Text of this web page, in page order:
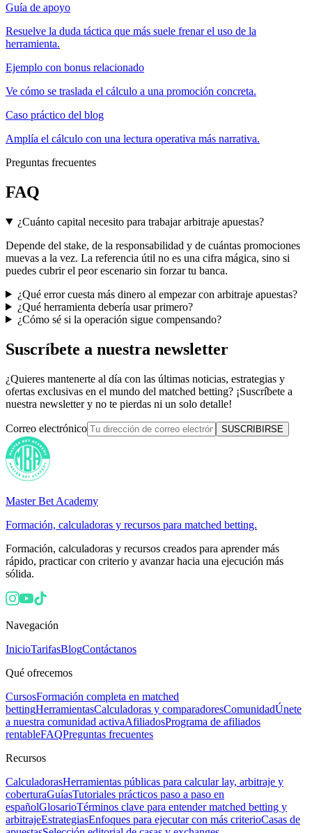
Guía de apoyo
Resuelve la duda táctica que más suele frenar el uso de la
herramienta.
Ejemplo con bonus relacionado
Ve cómo se traslada el cálculo a una promoción concreta.
Caso práctico del blog
Amplía el cálculo con una lectura operativa más narrativa.
Preguntas frecuentes
FAQ
¿Cuánto capital necesito para trabajar arbitraje apuestas?
Depende del stake, de la responsabilidad y de cuántas promociones
muevas a la vez. La referencia útil no es una cifra mágica, sino si
puedes cubrir el peor escenario sin forzar tu banca.
¿Qué error cuesta más dinero al empezar con arbitraje apuestas?
¿Qué herramienta debería usar primero?
¿Cómo sé si la operación sigue compensando?
Suscríbete a nuestra newsletter
¿Quieres mantenerte al día con las últimas noticias, estrategias y
ofertas exclusivas en el mundo del matched betting? ¡Suscríbete a
nuestra newsletter y no te pierdas ni un solo detalle!
Correo electrónico SUSCRIBIRSE
Master Bet Academy
Formación, calculadoras y recursos para matched betting.
Formación, calculadoras y recursos creados para aprender más
rápido, practicar con criterio y avanzar hacia una ejecución más
sólida.
Navegación
InicioTarifasBlogContáctanos
Qué ofrecemos
CursosFormación completa en matched
bettingHerramientasCalculadoras y comparadoresComunidadÚnete
a nuestra comunidad activaAfiliadosPrograma de afiliados
rentableFAQPreguntas frecuentes
Recursos
CalculadorasHerramientas públicas para calcular lay, arbitraje y
coberturaGuíasTutoriales prácticos paso a paso en
españolGlosarioTérminos clave para entender matched betting y
arbitrajeEstrategiasEnfoques para ejecutar con más criterioCasas de